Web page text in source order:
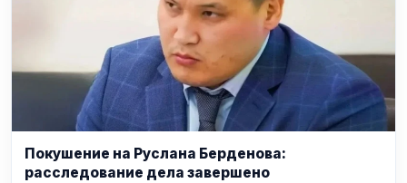
Покушение на Руслана Берденова:
расследование дела завершено